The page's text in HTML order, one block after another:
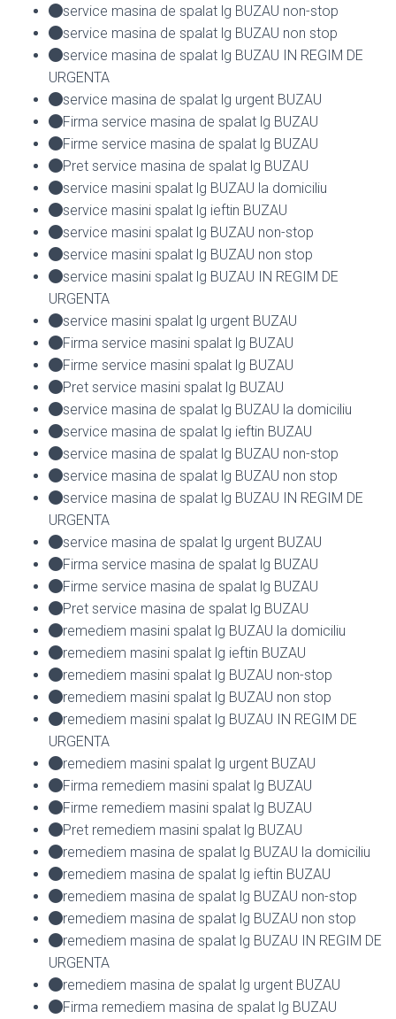
service masina de spalat lg BUZAU non-stop
service masina de spalat lg BUZAU non stop
service masina de spalat lg BUZAU IN REGIM DE
URGENTA
service masina de spalat lg urgent BUZAU
Firma service masina de spalat lg BUZAU
Firme service masina de spalat lg BUZAU
Pret service masina de spalat lg BUZAU
service masini spalat lg BUZAU la domiciliu
service masini spalat lg ieftin BUZAU
service masini spalat lg BUZAU non-stop
service masini spalat lg BUZAU non stop
service masini spalat lg BUZAU IN REGIM DE
URGENTA
service masini spalat lg urgent BUZAU
Firma service masini spalat lg BUZAU
Firme service masini spalat lg BUZAU
Pret service masini spalat lg BUZAU
service masina de spalat lg BUZAU la domiciliu
service masina de spalat lg ieftin BUZAU
service masina de spalat lg BUZAU non-stop
service masina de spalat lg BUZAU non stop
service masina de spalat lg BUZAU IN REGIM DE
URGENTA
service masina de spalat lg urgent BUZAU
Firma service masina de spalat lg BUZAU
Firme service masina de spalat lg BUZAU
Pret service masina de spalat lg BUZAU
remediem masini spalat lg BUZAU la domiciliu
remediem masini spalat lg ieftin BUZAU
remediem masini spalat lg BUZAU non-stop
remediem masini spalat lg BUZAU non stop
remediem masini spalat lg BUZAU IN REGIM DE
URGENTA
remediem masini spalat lg urgent BUZAU
Firma remediem masini spalat lg BUZAU
Firme remediem masini spalat lg BUZAU
Pret remediem masini spalat lg BUZAU
remediem masina de spalat lg BUZAU la domiciliu
remediem masina de spalat lg ieftin BUZAU
remediem masina de spalat lg BUZAU non-stop
remediem masina de spalat lg BUZAU non stop
remediem masina de spalat lg BUZAU IN REGIM DE
URGENTA
remediem masina de spalat lg urgent BUZAU
Firma remediem masina de spalat lg BUZAU